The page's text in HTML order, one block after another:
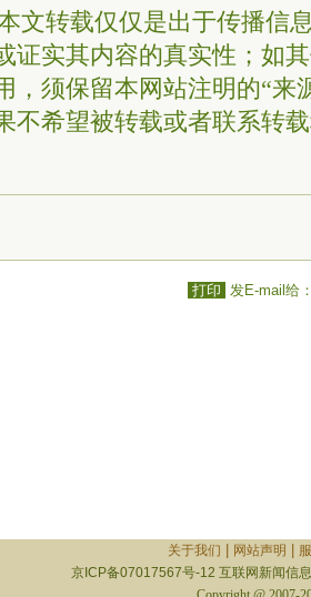
文转载仅仅是出于传播信
证实其内容的真实性；如
，须保留本网站注明的“来
不希望被转载或者联系转
打印 发E-mail给
关于我们 网站声明
京ICP备07017567号-12 互联网新闻信